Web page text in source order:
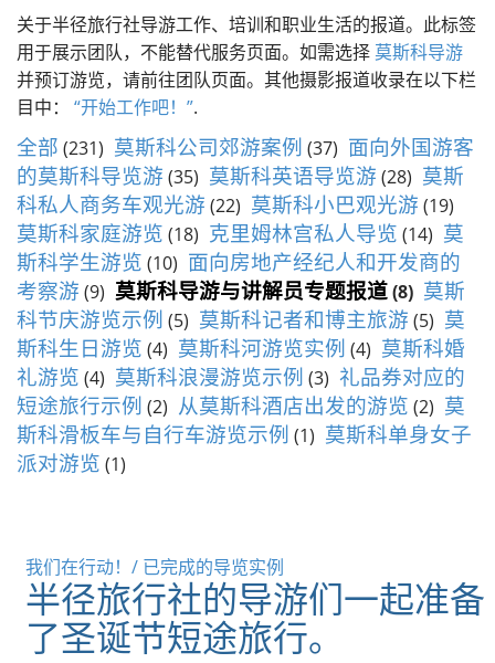
关于半径旅行社导游工作、培训和职业生活的报道。此标签
用于展示团队，不能替代服务页面。如需选择 莫斯科导游
并预订游览，请前往团队页面。其他摄影报道收录在以下栏
目中： “开始工作吧！”.
全部 (231) 莫斯科公司郊游案例 (37) 面向外国游客
的莫斯科导览游 (35) 莫斯科英语导览游 (28) 莫斯
科私人商务车观光游 (22) 莫斯科小巴观光游 (19)
莫斯科家庭游览 (18) 克里姆林宫私人导览 (14) 莫
斯科学生游览 (10) 面向房地产经纪人和开发商的
考察游 (9) 莫斯科导游与讲解员专题报道(8) 莫斯
科节庆游览示例 (5) 莫斯科记者和博主旅游 (5) 莫
斯科生日游览 (4) 莫斯科河游览实例 (4) 莫斯科婚
礼游览 (4) 莫斯科浪漫游览示例 (3) 礼品券对应的
短途旅行示例 (2) 从莫斯科酒店出发的游览 (2) 莫
斯科滑板车与自行车游览示例 (1) 莫斯科单身女子
派对游览 (1)
我们在行动！/ 已完成的导览实例
半径旅行社的导游们一起准备
了圣诞节短途旅行。